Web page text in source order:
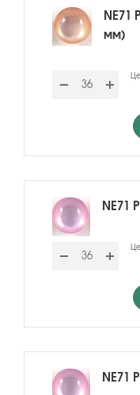
NE71
мм)
NE71
NE71